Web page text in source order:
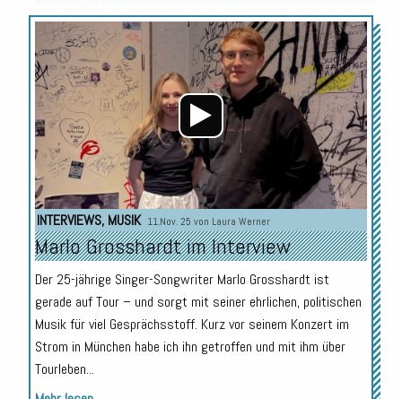
Audio-
Player
INTERVIEWS, MUSIK 11.Nov. 25 von Laura Werner
Marlo Grosshardt im Interview
Der 25-jährige Singer-Songwriter Marlo Grosshardt ist
gerade auf Tour – und sorgt mit seiner ehrlichen, politischen
Musik für viel Gesprächsstoff. Kurz vor seinem Konzert im
Strom in München habe ich ihn getroffen und mit ihm über
Tourleben...